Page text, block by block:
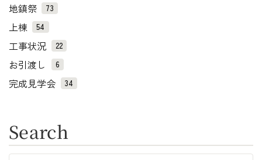
地鎮祭 73
上棟 54
工事状況 22
お引渡し 6
完成見学会 34
Search